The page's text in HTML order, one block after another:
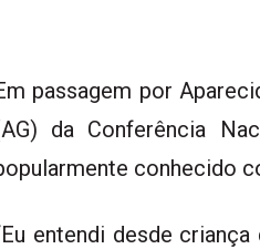
passagem por
da Conferência
conhecido
entendi desde